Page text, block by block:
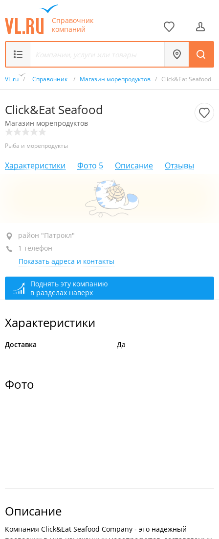
Справочник
компаний
VL.ru / Справочник / Магазин морепродуктов / Click&Eat Seafood
Click&Eat Seafood
Магазин морепродуктов
Рыба и морепродукты
Характеристики Фото 5 Описание Отзывы
район "Патрокл", ул. Басаргина, 6А
+7 925 624-15-16
сегодня закрыто
район "Патрокл"
1 телефон
Показать адреса и контакты
Поднять эту компанию
в разделах наверх
Характеристики
Доставка Да
Фото
Описание
Компания Click&Eat Seafood Company - это надежный